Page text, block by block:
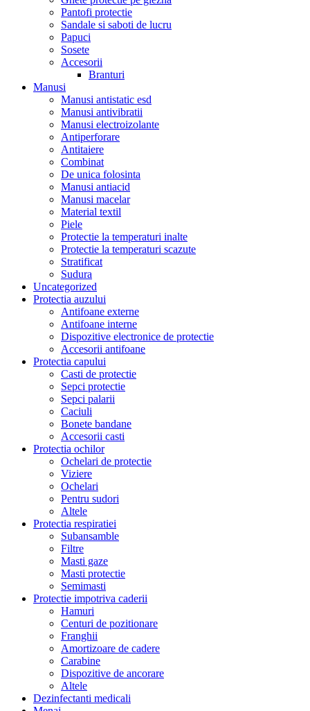
Pantofi protectie
Sandale si saboti de lucru
Papuci
Sosete
Accesorii
Branturi
Manusi
Manusi antistatic esd
Manusi antivibratii
Manusi electroizolante
Antiperforare
Antitaiere
Combinat
De unica folosinta
Manusi antiacid
Manusi macelar
Material textil
Piele
Protectie la temperaturi inalte
Protectie la temperaturi scazute
Stratificat
Sudura
Uncategorized
Protectia auzului
Antifoane externe
Antifoane interne
Dispozitive electronice de protectie
Accesorii antifoane
Protectia capului
Casti de protectie
Sepci protectie
Sepci palarii
Caciuli
Bonete bandane
Accesorii casti
Protectia ochilor
Ochelari de protectie
Viziere
Ochelari
Pentru sudori
Altele
Protectia respiratiei
Subansamble
Filtre
Masti gaze
Masti protectie
Semimasti
Protectie impotriva caderii
Hamuri
Centuri de pozitionare
Franghii
Amortizoare de cadere
Carabine
Dispozitive de ancorare
Altele
Dezinfectanti medicali